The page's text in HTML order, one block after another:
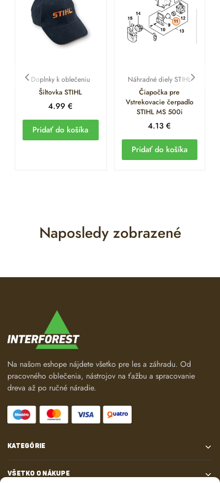
Doplnky k oblečeniu
Šiltovka STIHL
4.99€
Pridať do košíka
Náhradné diely STIHL
Čiapočka pre
Vstrekovacie čerpadlo
STIHL MS 500i
4.13€
Pridať do košíka
Naposledy zobrazené
Na našom eshope nájdete všetko pre les a záhradu. Od
pracovného oblečenia, nástrojov na ťažbu a spracovanie
dreva až po ručné náradie.
KATEGÓRIE
VŠETKO O NÁKUPE